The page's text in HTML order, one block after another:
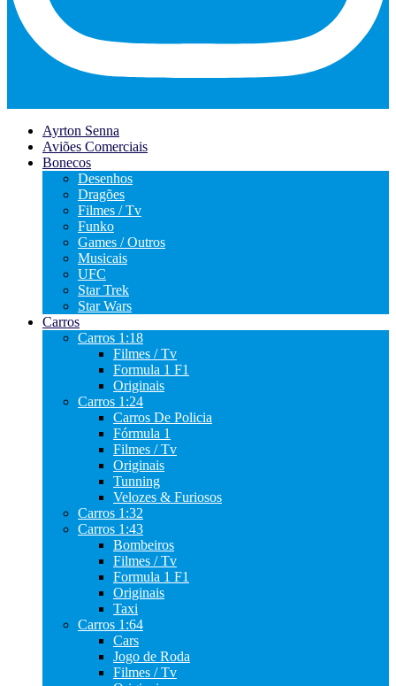
Ayrton Senna
Aviões Comerciais
Bonecos
Desenhos
Dragões
Filmes / Tv
Funko
Games / Outros
Musicais
UFC
Star Trek
Star Wars
Carros
Carros 1:18
Filmes / Tv
Formula 1 F1
Originais
Carros 1:24
Carros De Policia
Fórmula 1
Filmes / Tv
Originais
Tunning
Velozes & Furiosos
Carros 1:32
Carros 1:43
Bombeiros
Filmes / Tv
Formula 1 F1
Originais
Taxi
Carros 1:64
Cars
Jogo de Roda
Filmes / Tv